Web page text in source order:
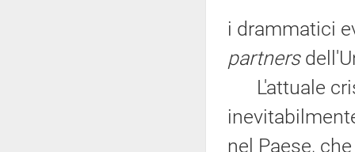
i drammatici
partners
L'attuale
nel Paese,